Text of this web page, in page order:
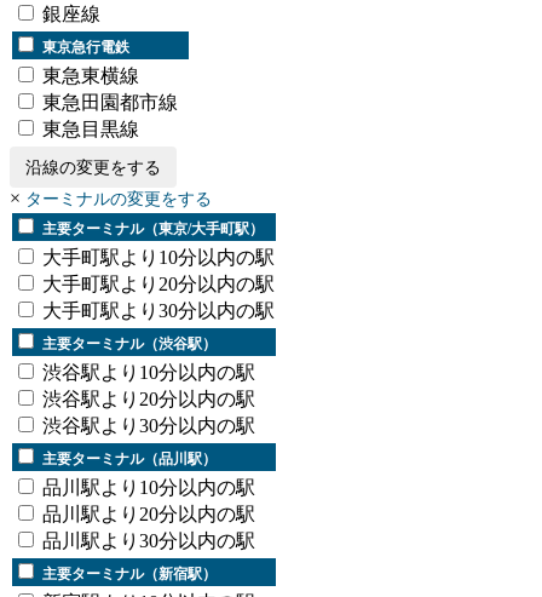
銀座線
東京急行電鉄
東急東横線
東急田園都市線
東急目黒線
沿線の変更をする
× ターミナルの変更をする
主要ターミナル（東京/大手町駅）
大手町駅より10分以内の駅
大手町駅より20分以内の駅
大手町駅より30分以内の駅
主要ターミナル（渋谷駅）
渋谷駅より10分以内の駅
渋谷駅より20分以内の駅
渋谷駅より30分以内の駅
主要ターミナル（品川駅）
品川駅より10分以内の駅
品川駅より20分以内の駅
品川駅より30分以内の駅
主要ターミナル（新宿駅）